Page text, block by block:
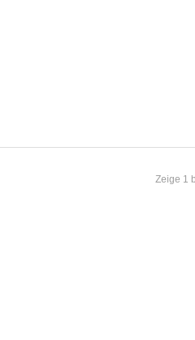
Zeige 1